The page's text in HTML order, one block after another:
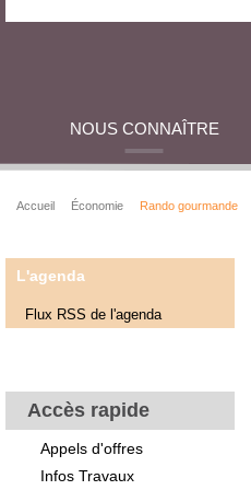
NOUS CONNAÎTRE
Accueil Économie Rando gourmande
L'agenda
Flux RSS de l'agenda
Accès rapide
Appels d'offres
Infos Travaux